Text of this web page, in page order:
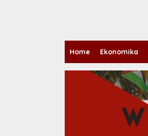
Home Ekonomika